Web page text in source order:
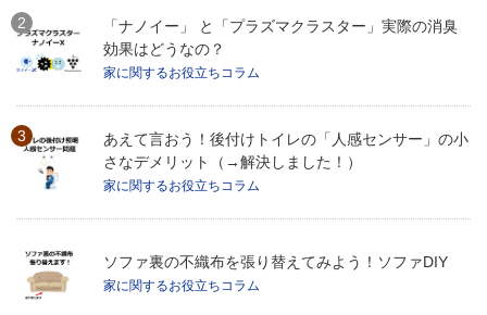
「ナノイー」 と「プラズマクラスター」実際の消臭
効果はどうなの？
家に関するお役立ちコラム
あえて言おう！後付けトイレの「人感センサー」の小
さなデメリット（→解決しました！）
家に関するお役立ちコラム
ソファ裏の不織布を張り替えてみよう！ソファDIY
家に関するお役立ちコラム